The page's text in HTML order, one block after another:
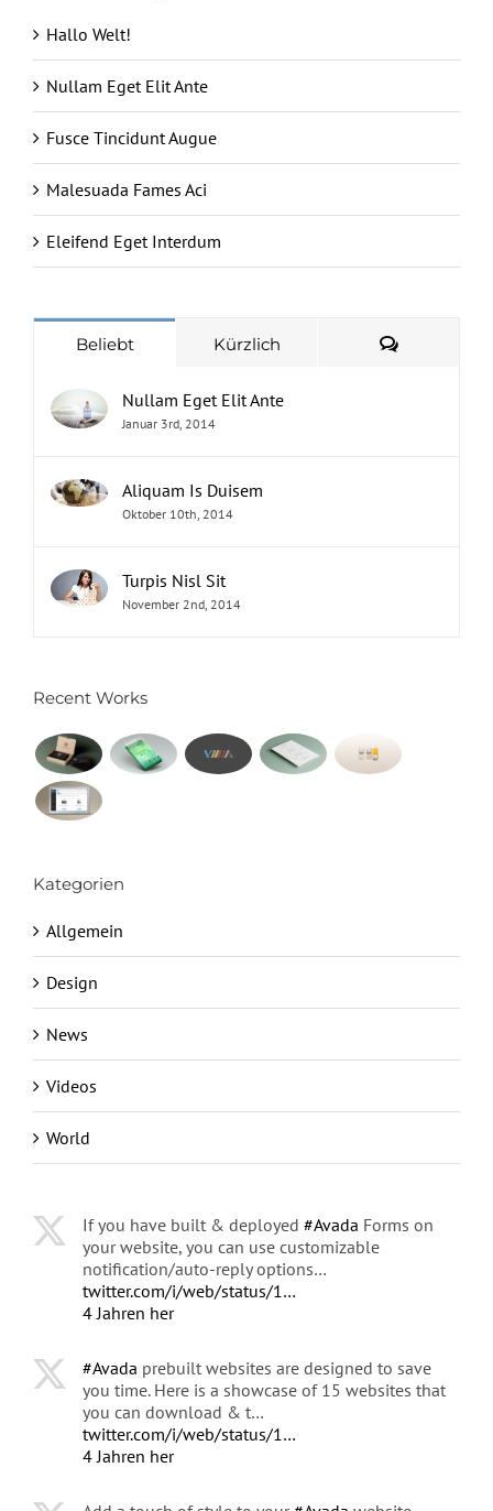
Hallo Welt!
Nullam Eget Elit Ante
Fusce Tincidunt Augue
Malesuada Fames Aci
Eleifend Eget Interdum
Beliebt Kürzlich
Nullam Eget Elit Ante
Januar 3rd, 2014
Aliquam Is Duisem
Oktober 10th, 2014
Turpis Nisl Sit
November 2nd, 2014
Recent Works
Kategorien
Allgemein
Design
News
Videos
World
If you have built & deployed #Avada Forms on
your website, you can use customizable
notification/auto-reply options…
twitter.com/i/web/status/1…
4 Jahren her
#Avada prebuilt websites are designed to save
you time. Here is a showcase of 15 websites that
you can download & t…
twitter.com/i/web/status/1…
4 Jahren her